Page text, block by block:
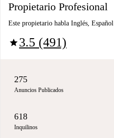
Propietario Profesional
Este propietario habla Inglés, Español
star3.5 (491)
275
Anuncios Publicados
618
Inquilinos